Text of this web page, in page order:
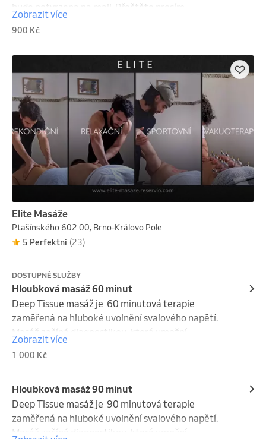
bude potvrzena na mail. Přečtěte prosím
kontraindikace masáží na
www.vocelkova.webnode.cz
Zobrazit více
900 Kč
Elite Masáže
Ptašínského 602 00, Brno-Královo Pole
5 Perfektní (23)
DOSTUPNÉ SLUŽBY
Hloubková masáž 60 minut
Deep Tissue masáž je  60 minutová terapie
zaměřená na hluboké uvolnění svalového napětí.
Masáž začíná diagnostikou, která umožní
identifikovat problematické oblasti a přizpůsobit
techniku individuálním potřebám klienta. Masáž
využívá intenzivní tlak a pomalé tahy, které pronikají
do hlubších vrstev svalové tkáně, čímž se uvolňují
chronické svalové napětí a ztuhlost. Tento typ
masáže je ideální pro ty, kteří potřebují cílenou a
intenzivní péči zaměřenou na hluboké svalové
Zobrazit více
1 000 Kč
Hloubková masáž 90 minut
Deep Tissue masáž je  90 minutová terapie
zaměřená na hluboké uvolnění svalového napětí.
Masáž začíná diagnostikou, která umožní